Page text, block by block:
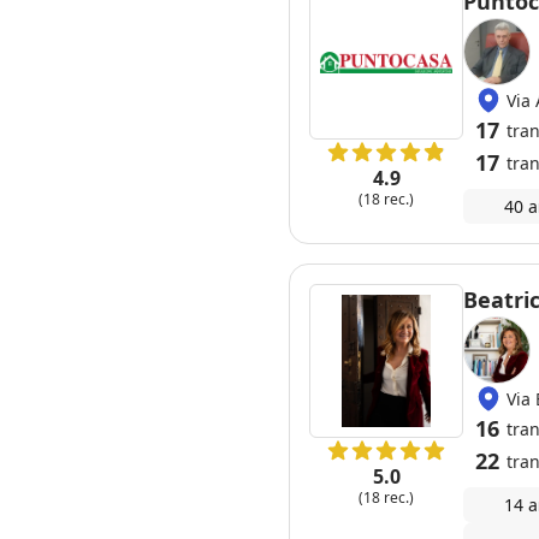
4.9
(18 rec.)
Via
17
17
40
5.0
(18 rec.)
Via
16
22
14